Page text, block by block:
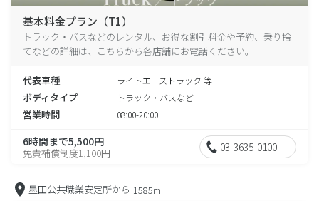
基本料金プラン（T1）
トラック・バスなどのレンタル、お得な割引料金や予約、乗り捨
てなどの詳細は、こちらから各店舗にお電話ください。
代表車種 ライトエーストラック 等
ボディタイプ トラック・バスなど
営業時間 08:00-20:00
6時間まで5,500円
免責補償制度1,100円 03-3635-0100
墨田公共職業安定所から 1585m